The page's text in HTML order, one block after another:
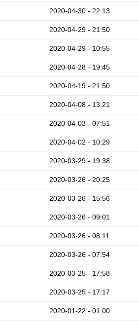
2020-04-30 - 22:13
2020-04-29 - 21:50
2020-04-29 - 10:55
2020-04-28 - 19:45
2020-04-19 - 21:50
2020-04-08 - 13:21
2020-04-03 - 07:51
2020-04-02 - 10:29
2020-03-29 - 19:38
2020-03-26 - 20:25
2020-03-26 - 15:56
2020-03-26 - 09:01
2020-03-26 - 08:11
2020-03-26 - 07:54
2020-03-25 - 17:58
2020-03-25 - 17:17
2020-01-22 - 01:00